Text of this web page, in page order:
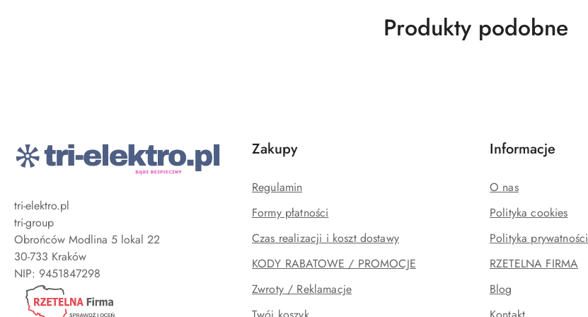
Produkty
Produkty podobne
tri-elektro.pl
tri-group
Obrońców Modlina 5 lokal 22
30-733 Kraków
Zakupy
Regulamin
Formy płatności
Czas realizacji i koszt dostawy
KODY RABATOWE / PROMOCJE
Zwroty / Reklamacje
Informacje
O nas
Polityka cookies
Polityka prywatności
RZETELNA FIRMA
Blog